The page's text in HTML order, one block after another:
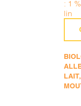
: 1
lin